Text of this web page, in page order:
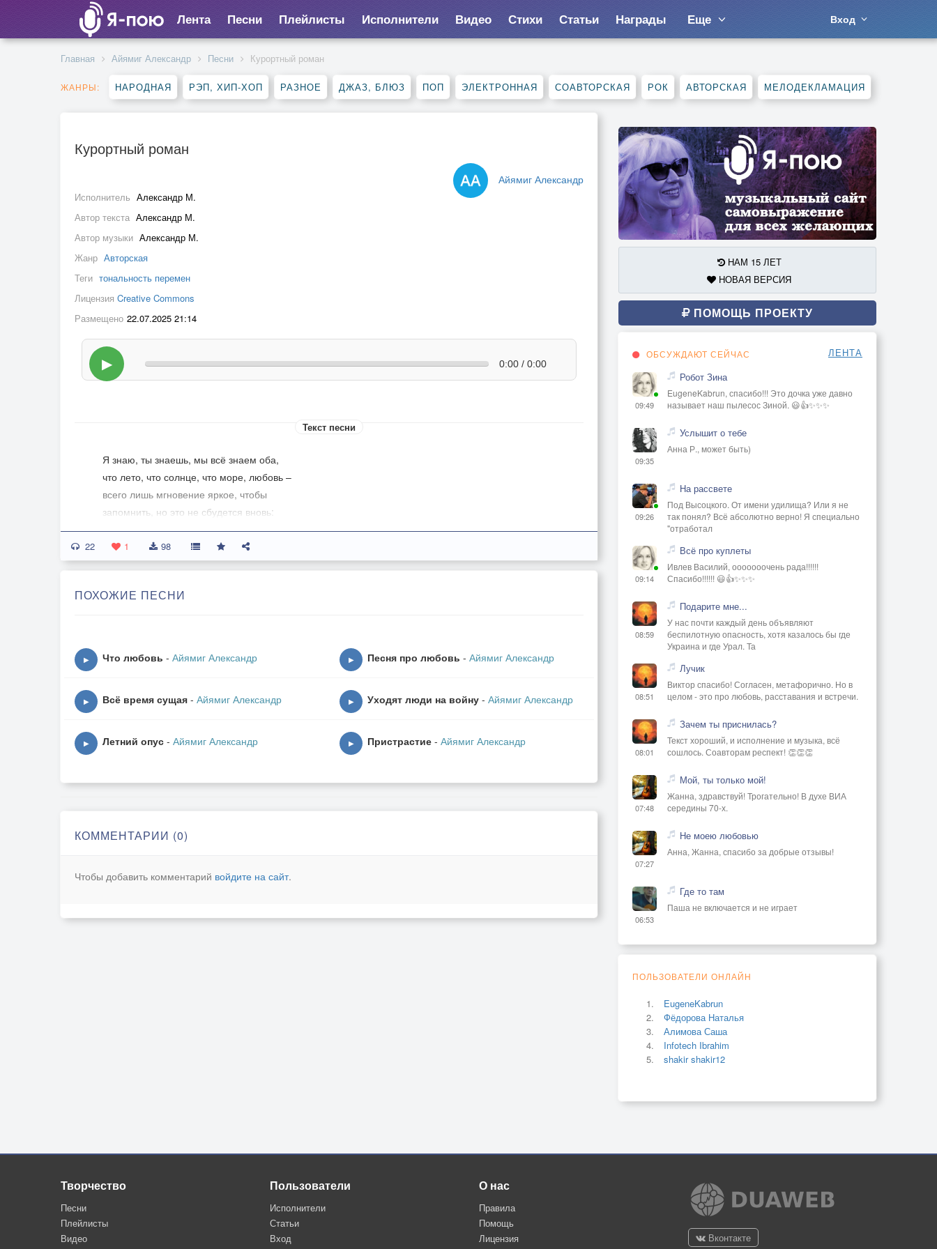
Лента Песни Плейлисты Исполнители Видео Стихи Статьи Награды Еще Вход
Главная Айямиг Александр Песни Курортный роман
ЖАНРЫ: НАРОДНАЯ РЭП, ХИП-ХОП РАЗНОЕ ДЖАЗ, БЛЮЗ ПОП ЭЛЕКТРОННАЯ СОАВТОРСКАЯ РОК АВТОРСКАЯ МЕЛОДЕКЛАМАЦИЯ
Курортный роман
Айямиг Александр
Исполнитель Александр М.
Автор текста Александр М.
Автор музыки Александр М.
Жанр Авторская
Теги тональность перемен
Лицензия Creative Commons
Размещено 22.07.2025 21:14
▶ 0:00 / 0:00
Текст песни
Я знаю, ты знаешь, мы всё знаем оба,
что лето, что солнце, что море, любовь –
всего лишь мгновение яркое, чтобы
запомнить, но это не сбудется вновь:
огни полуночные, звёзды, цикады,
прогулки по берегу ночью вдвоём,
купание заполночь, страсть до упада,
на время, но лучшую в мире подругу,
мы рядом, мы вместе встречаем рассвет…
ты знаешь, я знаю, что «нас» больше нет.
22 1 98
ПОХОЖИЕ ПЕСНИ
▶ Что любовь - Айямиг Александр ▶ Песня про любовь - Айямиг Александр
▶ Всё время сущая - Айямиг Александр ▶ Уходят люди на войну - Айямиг Александр
▶ Летний опус - Айямиг Александр ▶ Пристрастие - Айямиг Александр
КОММЕНТАРИИ (0)
Чтобы добавить комментарий войдите на сайт.
НАМ 15 ЛЕТ
НОВАЯ ВЕРСИЯ
ПОМОЩЬ ПРОЕКТУ
ОБСУЖДАЮТ СЕЙЧАС ЛЕНТА
09:49
Робот Зина
EugeneKabrun, спасибо!!! Это дочка уже давно
называет наш пылесос Зиной. 😃👍✨✨✨
09:35
Услышит о тебе
Анна Р., может быть)
09:26
На рассвете
Под Высоцкого. От имени удилища? Или я не
так понял? Всё абсолютно верно! Я специально
"отработал
09:14
Всё про куплеты
Ивлев Василий, ооооооочень рада!!!!!!
Спасибо!!!!!! 😃👍✨✨✨
08:59
Подарите мне...
У нас почти каждый день объявляют
беспилотную опасность, хотя казалось бы где
Украина и где Урал. Та
08:51
Лучик
Виктор спасибо! Согласен, метафорично. Но в
целом - это про любовь, расставания и встречи.
08:01
Зачем ты приснилась?
Текст хороший, и исполнение и музыка, всё
сошлось. Соавторам респект! 👏👏👏
07:48
Мой, ты только мой!
Жанна, здравствуй! Трогательно! В духе ВИА
середины 70-х.
07:27
Не моею любовью
Анна, Жанна, спасибо за добрые отзывы!
06:53
Где то там
Паша не включается и не играет
ПОЛЬЗОВАТЕЛИ ОНЛАЙН
EugeneKabrun
Фёдорова Наталья
Алимова Саша
Infotech Ibrahim
shakir shakir12
Творчество
Песни
Плейлисты
Видео
Пользователи
Исполнители
Статьи
Вход
О нас
Правила
Помощь
Лицензия
Вконтакте